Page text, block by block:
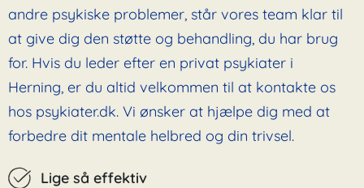
andre psykiske problemer, står vores team klar til
at give dig den støtte og behandling, du har brug
for. Hvis du leder efter en privat psykiater i
Herning, er du altid velkommen til at kontakte os
hos psykiater.dk. Vi ønsker at hjælpe dig med at
forbedre dit mentale helbred og din trivsel.
Lige så effektiv